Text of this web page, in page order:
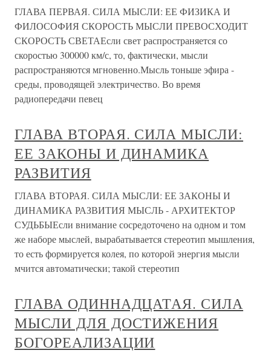
ГЛАВА ПЕРВАЯ. СИЛА МЫСЛИ: ЕЕ ФИЗИКА И
ФИЛОСОФИЯ СКОРОСТЬ МЫСЛИ ПРЕВОСХОДИТ
СКОРОСТЬ СВЕТАЕсли свет распространяется со
скоростью 300000 км/с, то, фактически, мысли
распространяются мгновенно.Мысль тоньше эфира -
среды, проводящей электричество. Во время
радиопередачи певец
ГЛАВА ВТОРАЯ. СИЛА МЫСЛИ:
ЕЕ ЗАКОНЫ И ДИНАМИКА
РАЗВИТИЯ
ГЛАВА ВТОРАЯ. СИЛА МЫСЛИ: ЕЕ ЗАКОНЫ И
ДИНАМИКА РАЗВИТИЯ МЫСЛЬ - АРХИТЕКТОР
СУДЬБЫЕсли внимание сосредоточено на одном и том
же наборе мыслей, вырабатывается стереотип мышления,
то есть формируется колея, по которой энергия мысли
мчится автоматически; такой стереотип
ГЛАВА ОДИННАДЦАТАЯ. СИЛА
МЫСЛИ ДЛЯ ДОСТИЖЕНИЯ
БОГОРЕАЛИЗАЦИИ